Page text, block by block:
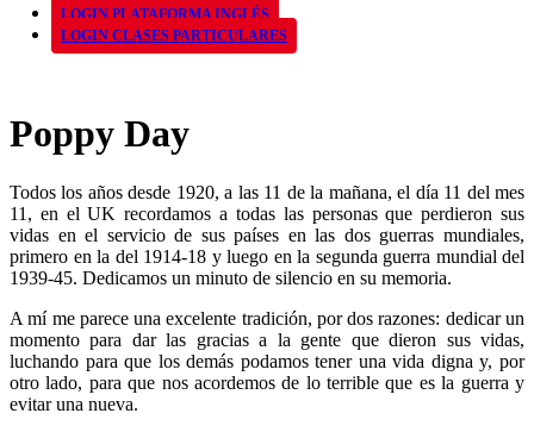
LOGIN PLATAFORMA INGLÉS
LOGIN CLASES PARTICULARES
Poppy Day
Todos los años desde 1920, a las 11 de la mañana, el día 11 del mes
11, en el UK recordamos a todas las personas que perdieron sus
vidas en el servicio de sus países en las dos guerras mundiales,
primero en la del 1914-18 y luego en la segunda guerra mundial del
1939-45. Dedicamos un minuto de silencio en su memoria.
A mí me parece una excelente tradición, por dos razones: dedicar un
momento para dar las gracias a la gente que dieron sus vidas,
luchando para que los demás podamos tener una vida digna y, por
otro lado, para que nos acordemos de lo terrible que es la guerra y
evitar una nueva.